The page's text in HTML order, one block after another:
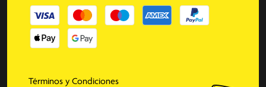
Términos y Condiciones